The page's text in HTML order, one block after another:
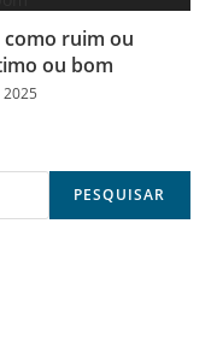
como ruim ou
ou bom
PESQUISAR